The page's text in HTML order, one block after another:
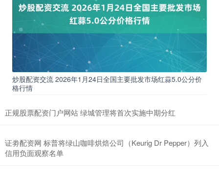
炒股配资交流 2026年1月24日全国主要批发市场红蒜5.0公分价
格行情
正规股票配资门户网站 绿城管理将首次实施中期分红
证劵配资网 标普将绿山咖啡烘焙公司（Keurig Dr Pepper）列入
信用负面观察名单